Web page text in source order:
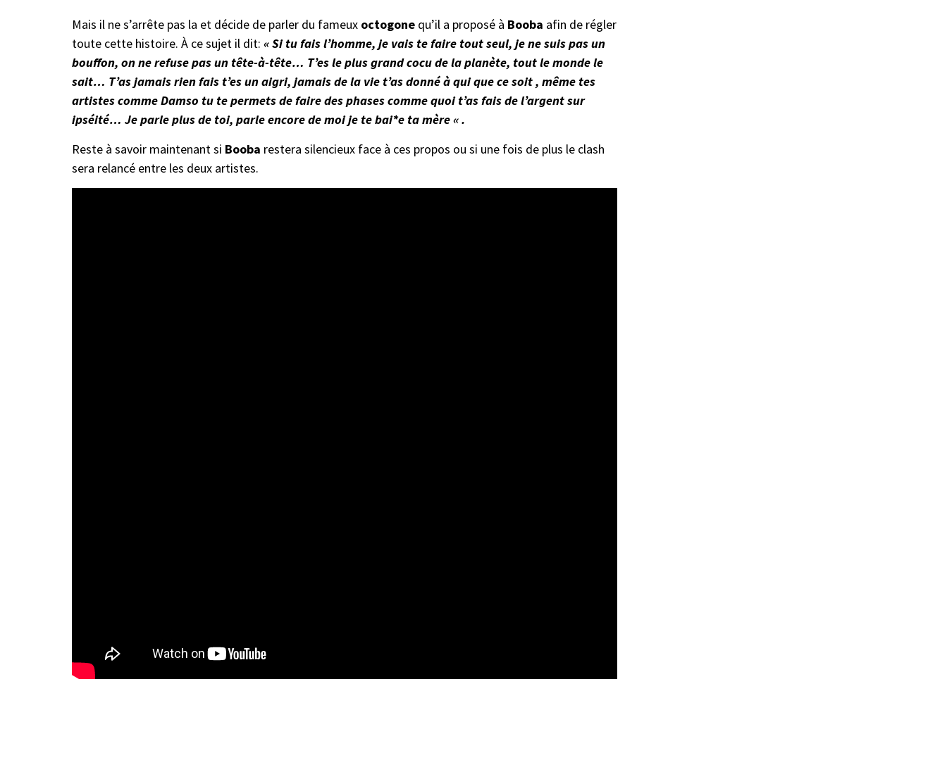
Mais il ne s’arrête pas la et décide de parler du fameux octogone qu’il a proposé à Booba afin de régler
toute cette histoire. À ce sujet il dit: « Si tu fais l’homme, je vais te faire tout seul, je ne suis pas un
bouffon, on ne refuse pas un tête-à-tête… T’es le plus grand cocu de la planète, tout le monde le
sait… T’as jamais rien fais t’es un aigri, jamais de la vie t’as donné à qui que ce soit , même tes
artistes comme Damso tu te permets de faire des phases comme quoi t’as fais de l’argent sur
ipséité… Je parle plus de toi, parle encore de moi je te bai*e ta mère « .
Reste à savoir maintenant si Booba restera silencieux face à ces propos ou si une fois de plus le clash
sera relancé entre les deux artistes.